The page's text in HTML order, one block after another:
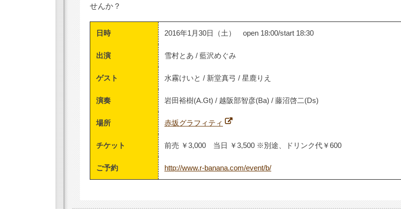
せんか？
日時 2016年1月30日（土） open 18:00/start 18:30
出演 雪村とあ / 藍沢めぐみ
ゲスト 水霧けいと / 新堂真弓 / 星鹿りえ
演奏 岩田裕樹(A.Gt) / 越阪部智彦(Ba) / 藤沼啓二(Ds)
場所 赤坂グラフィティ
チケット 前売 ￥3,000 当日 ￥3,500 ※別途、ドリンク代￥600
ご予約 http://www.r-banana.com/event/b/